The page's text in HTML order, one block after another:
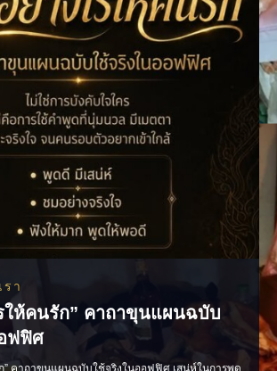
า
ให้คนรัก” คาถาขุนแผนฉบับ
ฟฟิศ
” คาถาขุนแผนฉบับใช้จริงในออฟฟิศ เสน่ห์ในการพูด